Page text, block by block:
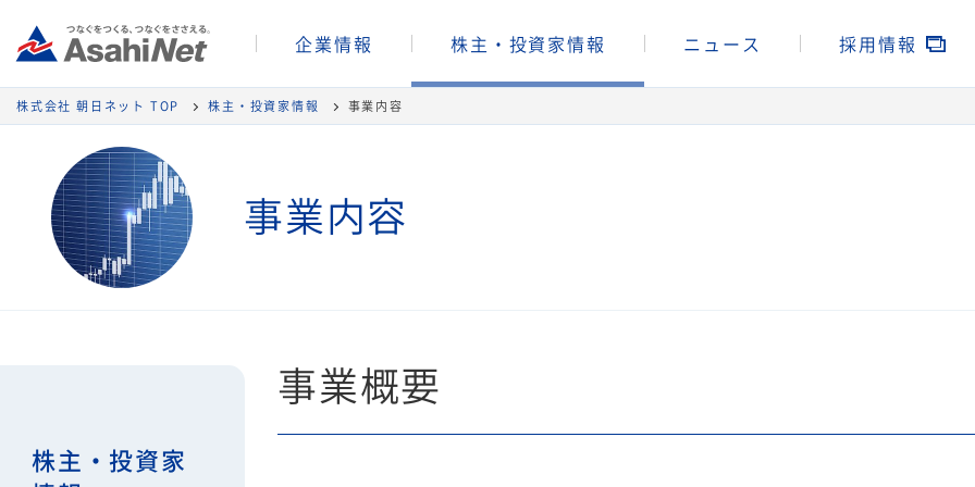
企業情報 株主・投資家情報 ニュース 採用情報
株式会社 朝日ネット TOP 株主・投資家情報 事業内容
事業内容
株主・投資家
事業概要